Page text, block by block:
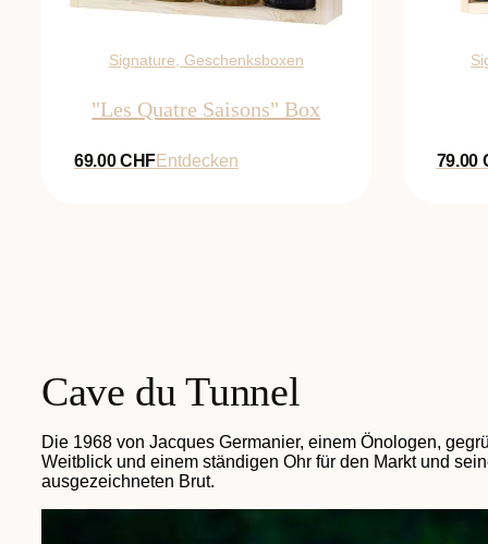
Signature, Geschenksboxen
"Les Quatre Saisons" Box
69.00CHFEntdecken 79.00
Cave du Tunnel
Die 1968 von Jacques Germanier, einem Önologen,
Weitblick und einem ständigen Ohr für den Markt und
ausgezeichneten Brut.